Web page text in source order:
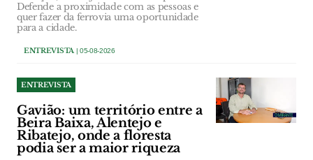
Defende a proximidade com as pessoas e
quer fazer da ferrovia uma oportunidade
para a cidade.
ENTREVISTA| 05-08-2026
ENTREVISTA
Gavião: um território entre a
Beira Baixa, Alentejo e
Ribatejo, onde a floresta
podia ser a maior riqueza